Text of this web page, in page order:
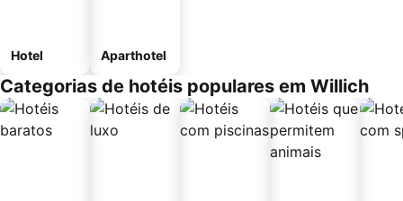
Hotel Aparthotel
Categorias de hotéis populares em Willich